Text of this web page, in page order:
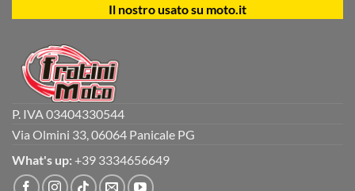
Il nostro usato su moto.it
P. IVA 03404330544
Via Olmini 33, 06064 Panicale PG
What's up: +39 3334656649